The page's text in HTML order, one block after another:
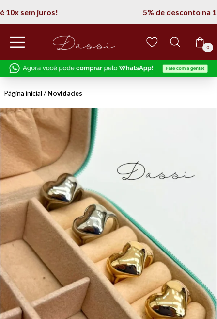
5% de desconto na 1° compra
0
Página inicial /Novidades